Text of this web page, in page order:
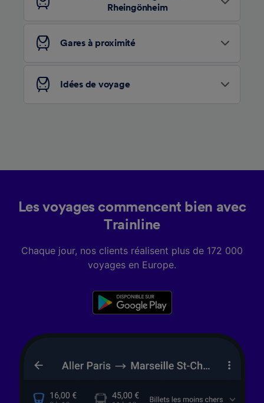
Rheingönheim
Gares à proximité
Idées de voyage
Les voyages commencent bien avec
Trainline
Chaque jour, nos clients réalisent plus de 172 000
voyages en Europe.
études d’audience et développement de
services.
Liste de nos partenaires (fournisseurs)